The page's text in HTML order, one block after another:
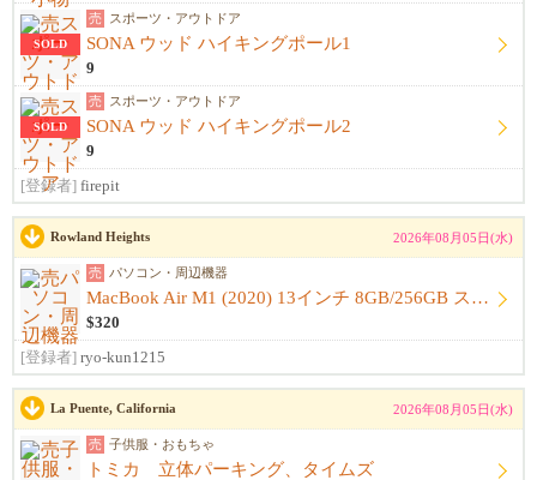
SOLD
売 スポーツ・アウトドア
SONA ウッド ハイキングポール1
9
SOLD
売 スポーツ・アウトドア
SONA ウッド ハイキングポール2
9
[登録者] firepit
Rowland Heights 2026年08月05日(水)
売 パソコン・周辺機器
MacBook Air M1 (2020) 13インチ 8GB/256GB スペースグレイ 【美品・本体+スリーブ】【箱...
$320
[登録者] ryo-kun1215
La Puente, California 2026年08月05日(水)
売 子供服・おもちゃ
トミカ 立体パーキング、タイムズ